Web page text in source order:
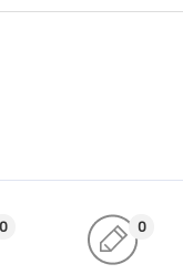
0 0